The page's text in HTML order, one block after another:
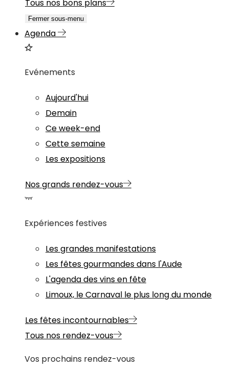
Tous nos bons plans
Fermer sous-menu
Agenda
Evénements
Aujourd'hui
Demain
Ce week-end
Cette semaine
Les expositions
Nos grands rendez-vous
Expériences festives
Les grandes manifestations
Les fêtes gourmandes dans l'Aude
L'agenda des vins en fête
Limoux, le Carnaval le plus long du monde
Les fêtes incontournables
Tous nos rendez-vous
Vos prochains rendez-vous